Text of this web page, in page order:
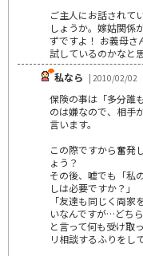
ご主人にお話されて
しょうか。嫁姑関係
ずですよ！ お義母さ
試しているのかなと
私なら | 2010/02/02
保険の事は「多分誰
のは嫌なので、相手
言います。
この際ですから奮発
ょう？
その後、嘘でも「私
しは必要ですか？」
「友達も同じく両
いなんですが…どち
と言って何も受け取
リ相談するふりをし